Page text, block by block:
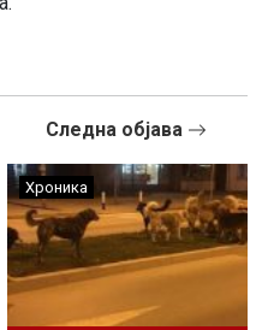
Следна објава
Хроника